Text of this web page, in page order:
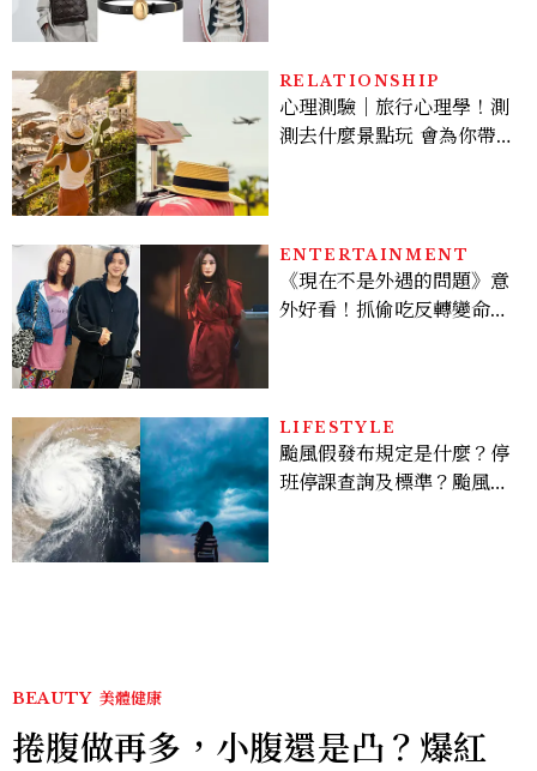
RELATIONSHIP
心理測驗｜旅行心理學！測
測去什麼景點玩 會為你帶來
ENTERTAINMENT
《現在不是外遇的問題》意
外好看！抓偷吃反轉變命
看點懶人包
LIFESTYLE
颱風假發布規定是什麼？停
班停課查詢及標準？颱風假
BEAUTY 美體健康
捲腹做再多，小腹還是凸？爆紅